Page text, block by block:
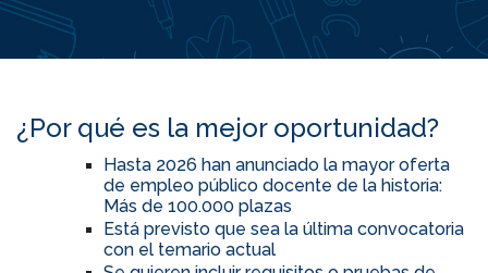
¿Por qué es la mejor oportunidad?
Hasta 2026 han anunciado la mayor oferta
de empleo público docente de la historia:
Más de 100.000 plazas
Está previsto que sea la última convocatoria
con el temario actual